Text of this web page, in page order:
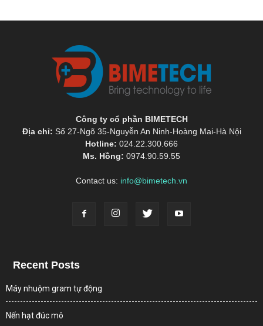
Công ty cổ phần BIMETECH
Địa chỉ: Số 27-Ngõ 35-Nguyễn An Ninh-Hoàng Mai-Hà Nội
Hotline: 024.22.300.666
Ms. Hồng: 0974.90.59.55
Contact us: info@bimetech.vn
Recent Posts
Máy nhuộm gram tự động
Nến hạt đúc mô